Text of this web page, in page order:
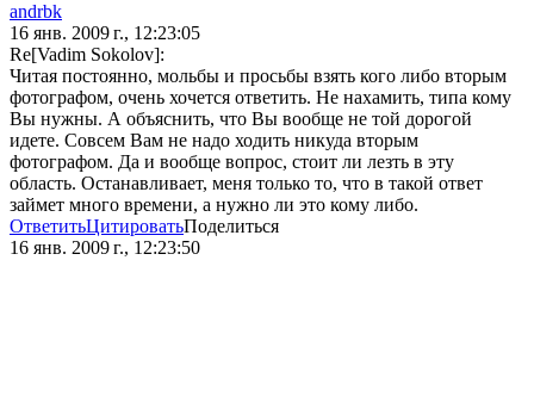
andrbk
16 янв. 2009 г., 12:23:05
Re[Vadim Sokolov]:
Читая постоянно, мольбы и просьбы взять кого либо вторым
фотографом, очень хочется ответить. Не нахамить, типа кому
Вы нужны. А объяснить, что Вы вообще не той дорогой
идете. Совсем Вам не надо ходить никуда вторым
фотографом. Да и вообще вопрос, стоит ли лезть в эту
область. Останавливает, меня только то, что в такой ответ
займет много времени, а нужно ли это кому либо.
ОтветитьЦитироватьПоделиться
16 янв. 2009 г., 12:23:50